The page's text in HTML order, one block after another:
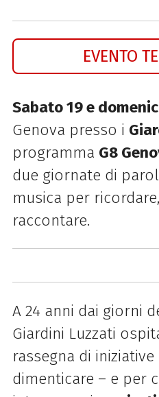
EVENTO
Sabato 19 e
Genova presso i
programma G8
due giornate di
musica per
raccontare.
A 24 anni dai giorni
Giardini Luzzati
rassegna di
dimenticare – e per